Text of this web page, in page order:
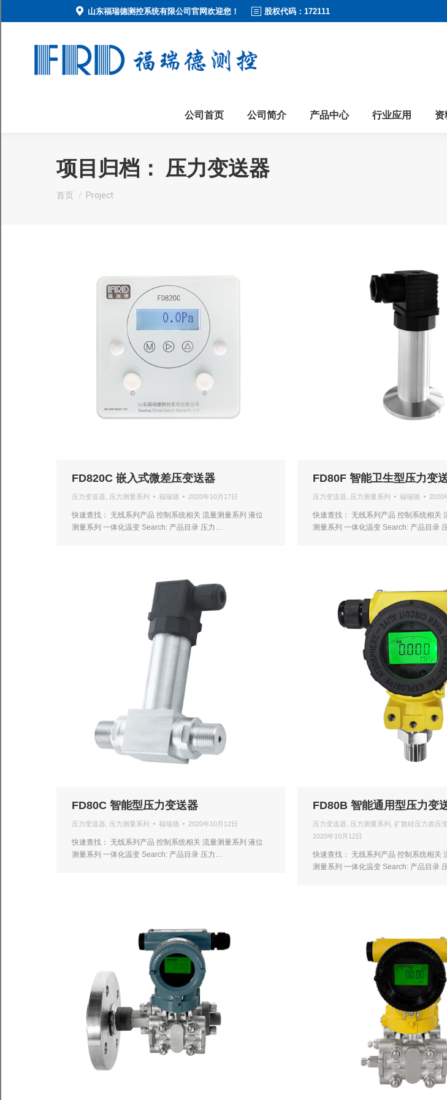
山东福瑞德测控系统有限公司官网欢迎您！ 股权代码：172111
公司首页 公司简介 产品中心 行业应用 资
项目归档： 压力变送器
首页 Project
FD820C 嵌入式微差压变送器
压力变送器 压力测量系列 福瑞德 2020年10月17日
快速查找： 无线系列产品 控制系统相关 流量测量系列 液位
测量系列 一体化温变 Search: 产品目录 压力…
FD80F 智能卫生型压力变
压力变送器 压力测量系列 福瑞德 2020
快速查找： 无线系列产品 控制系统相关
测量系列 一体化温变 Search: 产品目录
FD80C 智能型压力变送器
压力变送器 压力测量系列 福瑞德 2020年10月12日
快速查找： 无线系列产品 控制系统相关 流量测量系列 液位
测量系列 一体化温变 Search: 产品目录 压力…
FD80B 智能通用型压力变
压力变送器 压力测量系列 扩散硅压力差压
2020年10月12日
快速查找： 无线系列产品 控制系统相关
测量系列 一体化温变 Search: 产品目录